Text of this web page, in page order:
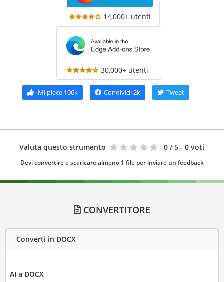
14,000+ utenti
30,000+ utenti
Mi piace 106k Condividi2k Tweet
Valuta questo strumento 0 / 5 - 0 voti
Devi convertire e scaricare almeno 1 file per inviare un feedback
CONVERTITORE
Converti in DOCX
AI a DOCX